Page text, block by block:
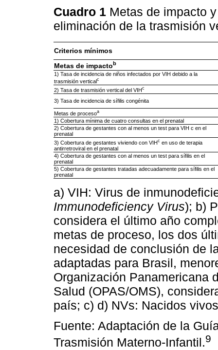
Cuadro 1 Metas de impacto
eliminación de la trasmisión
Criterios mínimos
Metas de impacto b
1) Tasa de incidencia de niños infectados por VIH debido a la
trasmisión verticalc
2) Tasa de trasmisión vertical del VIHc
3) Tasa de incidencia de sífilis congénita
Metas de procesoa
1) Cobertura mínima de cuatro consultas en el prenatal
2) Cobertura de gestantes con al menos un test para VIH c en el
prenatal
3) Cobertura de gestantes viviendo con VIHc en uso de terapia
antirretroviral en el prenatal
4) Cobertura de gestantes con al menos un test para sífilis en el
prenatal
5) Cobertura de gestantes tratadas adecuadamente para sífilis en el
prenatal
a) VIH: Virus de
Immunodeficiency Virus); b)
considera el último año
metas de proceso, los dos
necesidad de conclusión de
adaptadas para Brasil,
Organización Panamericana
Salud (OPAS/OMS),
país; c) d) NVs: Nacidos
Fuente: Adaptación de la
Trasmisión Materno-Infantil.9